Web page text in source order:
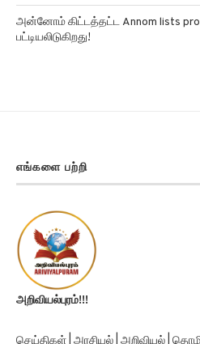
அன்னோம் கிட்டத்தட்ட Annom lists
பட்டியலிடுகிறது!
அறிவியல்புரம்!!!